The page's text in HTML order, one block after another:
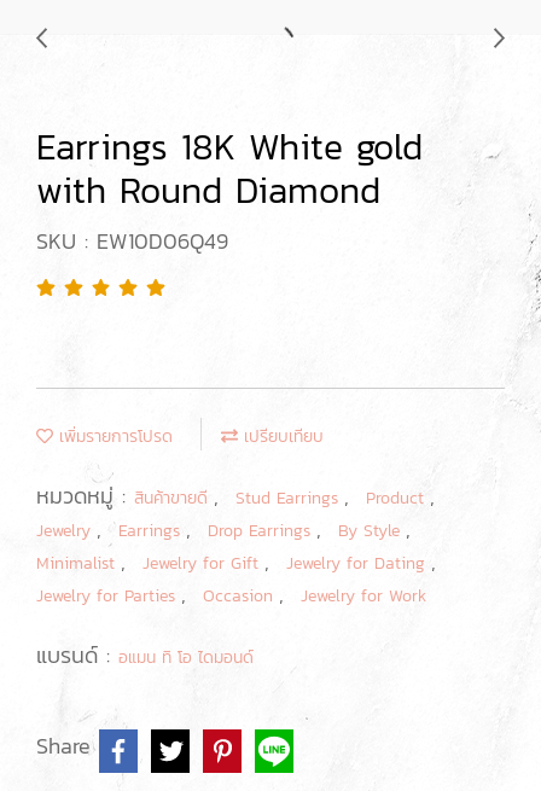
Earrings 18K White gold
with Round Diamond
SKU : EW10D06Q49
เพิ่มรายการโปรด เปรียบเทียบ
หมวดหมู่ : สินค้าขายดี , Stud Earrings , Product ,
Jewelry , Earrings , Drop Earrings , By Style ,
Minimalist , Jewelry for Gift , Jewelry for Dating ,
Jewelry for Parties , Occasion , Jewelry for Work
แบรนด์ : อแมน ทิ โอ ไดมอนด์
Share